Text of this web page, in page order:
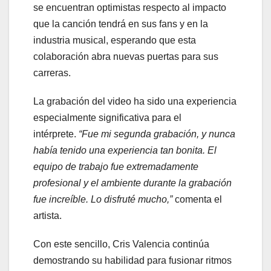
se encuentran optimistas respecto al impacto
que la canción tendrá en sus fans y en la
industria musical, esperando que esta
colaboración abra nuevas puertas para sus
carreras.
La grabación del video ha sido una experiencia
especialmente significativa para el
intérprete. “Fue mi segunda grabación, y nunca
había tenido una experiencia tan bonita. El
equipo de trabajo fue extremadamente
profesional y el ambiente durante la grabación
fue increíble. Lo disfruté mucho,”comenta el
artista.
Con este sencillo, Cris Valencia continúa
demostrando su habilidad para fusionar ritmos